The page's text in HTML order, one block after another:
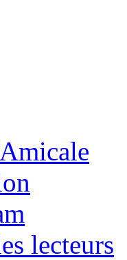
lecteurs